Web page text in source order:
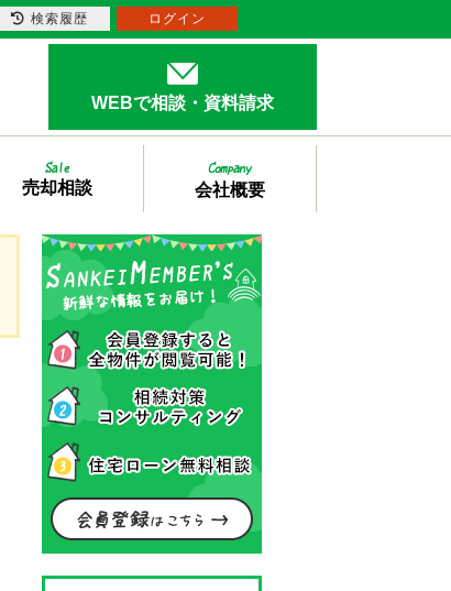
WEBで相談・資料請求
売却相談 会社概要
検索履歴 ログイン